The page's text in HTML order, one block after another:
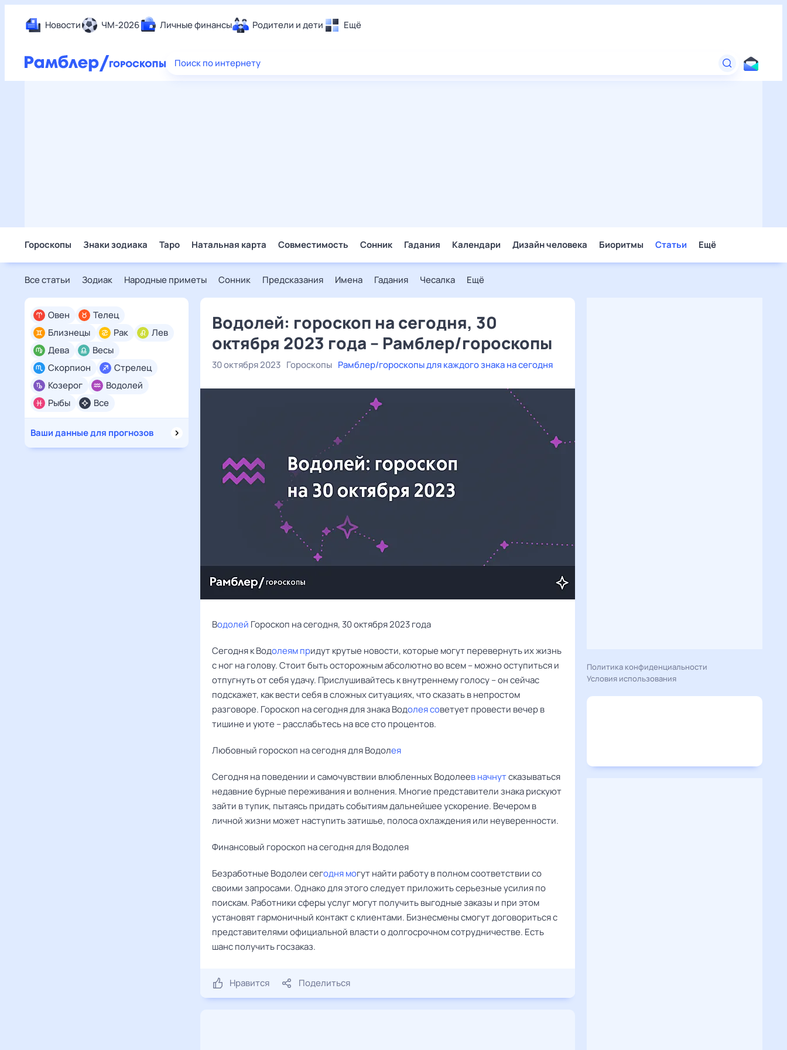
Новости ЧМ-2026 Личные финансы Родители и дети Ещё
Еда
Поиск по интернету
Гороскопы Знаки зодиака Таро Натальная карта Совместимость Сонник Гадания Календари Дизайн человека Биоритмы Статьи Ещё
Все статьи Зодиак Народные приметы Сонник Предсказания Имена Гадания Чесалка Ещё
Все
Овен
Телец
Близнецы
Рак
Лев
Дева
Весы
Скорпион
Стрелец
Козерог
Водолей
Рыбы
Ваши данные для прогнозов
Водолей: гороскоп на сегодня, 30
октября 2023 года – Рамблер/гороскопы
30 октября 2023 Гороскопы Рамблер/гороскопы для каждого знака на сегодня
Водолей Гороскоп на сегодня, 30 октября 2023 года
Сегодня к Водолеям придут крутые новости, которые могут перевернуть их жизнь
с ног на голову. Стоит быть осторожным абсолютно во всем – можно оступиться и
отпугнуть от себя удачу. Прислушивайтесь к внутреннему голосу – он сейчас
подскажет, как вести себя в сложных ситуациях, что сказать в непростом
разговоре. Гороскоп на сегодня для знака Водолея советует провести вечер в
тишине и уюте – расслабьтесь на все сто процентов.
Любовный гороскоп на сегодня для Водолея
Сегодня на поведении и самочувствии влюбленных Водолеев начнутсказываться
недавние бурные переживания и волнения. Многие представители знака рискуют
зайти в тупик, пытаясь придать событиям дальнейшее ускорение. Вечером в
личной жизни может наступить затишье, полоса охлаждения или неуверенности.
Финансовый гороскоп на сегодня для Водолея
Безработные Водолеи сегодня могут найти работу в полном соответствии со
своими запросами. Однако для этого следует приложить серьезные усилия по
поискам. Работники сферы услуг могут получить выгодные заказы и при этом
установят гармоничный контакт с клиентами. Бизнесмены смогут договориться с
представителями официальной власти о долгосрочном сотрудничестве. Есть
шанс получить госзаказ.
Нравится Поделиться
Политика конфиденциальности
Условия использования